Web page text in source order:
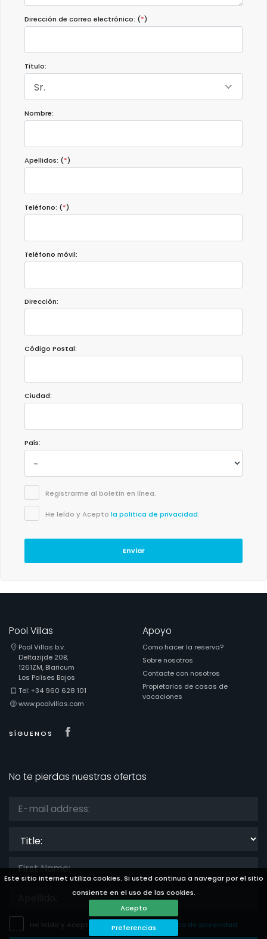
Este sitio internet utiliza cookies. Si usted continua a navegar por el sitio
consiente en el uso de las cookies.
Acepto
Preferencias
Dirección de correo electrónico: (*)
Título:
Sr.
Nombre:
Apellidos: (*)
Teléfono: (*)
Teléfono móvil:
Dirección:
Código Postal:
Ciudad:
País:
Registrarme al boletín en línea.
He leído y Acepto la politica de privacidad.
Enviar
Pool Villas
Pool Villas b.v.
Deltazijde 20B,
1261ZM, Blaricum
Los Países Bajos
Tel: +34 960 628 101
www.poolvillas.com
SÍGUENOS
Apoyo
Como hacer la reserva?
Sobre nosotros
Contacte con nosotros
Propietarios de casas de
vacaciones
No te pierdas nuestras ofertas
He leído y Acepto el aviso legalyla politica de privacidad